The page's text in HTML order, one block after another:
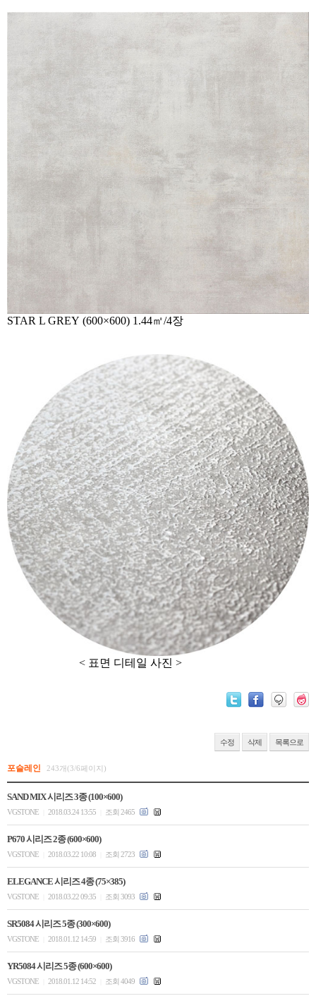
STAR L GREY (600×600) 1.44㎡/4장
< 표면 디테일 사진 >
수정 삭제 목록으로
포슬레인 243개(3/6페이지)
SAND MIX 시리즈 3종 (100×600)
VGSTONE 2018.03.24 13:55 조회 2465
P670 시리즈 2종 (600×600)
VGSTONE 2018.03.22 10:08 조회 2723
ELEGANCE 시리즈 4종 (75×385)
VGSTONE 2018.03.22 09:35 조회 3093
SR5084 시리즈 5종 (300×600)
VGSTONE 2018.01.12 14:59 조회 3916
YR5084 시리즈 5종 (600×600)
VGSTONE 2018.01.12 14:52 조회 4049